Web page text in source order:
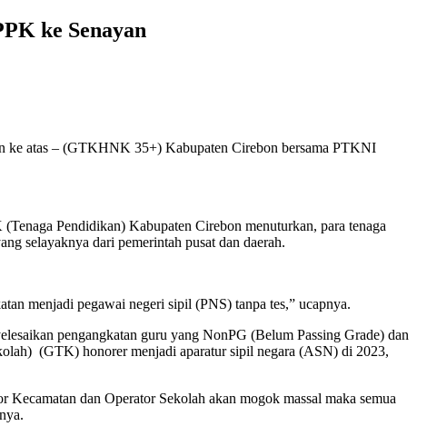
ke Senayan
ke atas – (GTKHNK 35+) Kabupaten Cirebon bersama PTKNI
Pendidikan) Kabupaten Cirebon menuturkan, para tenaga
selayaknya dari pemerintah pusat dan daerah.
menjadi pegawai negeri sipil (PNS) tanpa tes,” ucapnya.
pengangkatan guru yang NonPG (Belum Passing Grade) dan
(GTK) honorer menjadi aparatur sipil negara (ASN) di 2023,
dan Operator Sekolah akan mogok massal maka semua